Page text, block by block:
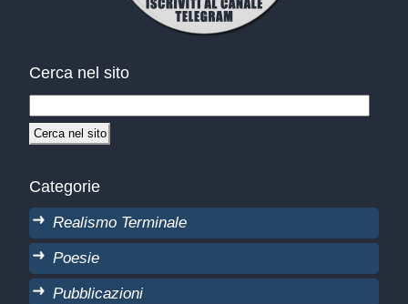
Cerca nel sito
Categorie
Realismo Terminale
Poesie
Pubblicazioni